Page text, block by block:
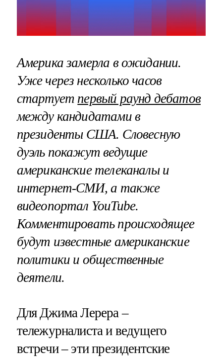
Америка замерла в ожидании.
Уже через несколько часов
стартует первый раунд дебатов
между кандидатами в
президенты США. Словесную
дуэль покажут ведущие
американские телеканалы и
интернет-СМИ, а также
видеопортал YouTube.
Комментировать происходящее
будут известные американские
политики и общественные
деятели.
Для Джима Лерера –
тележурналиста и ведущего
встречи – эти президентские